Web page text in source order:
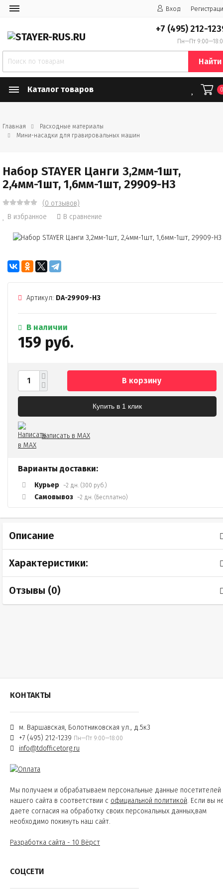
Вход
+7 (495) 212-
Пн—Пт
Найти
Каталог товаров
Главная
Расходные материалы
Мини-насадки для гравировальных машин
Набор STAYER Цанги 3,2мм-1шт,
2,4мм-1шт, 1,6мм-1шт, 29909-H3
(0 отзывов)
В избранное
В сравнение
Артикул: DA-29909-H3
В наличии
159 руб.
В корзину
Купить в 1 клик
Написать в MAX
Варианты доставки:
Курьер ~2 дн. (300 руб.)
Самовывоз ~2 дн. (Бесплатно)
Описание
Характеристики:
Отзывы (0)
КОНТАКТЫ
м. Варшавская, Болотниковская ул., д.5к3
+7 (495) 212-1239 Пн—Пт 9:00—18:00
info@tdofficetorg.ru
Мы получаем и обрабатываем персональные данные посетителей
нашего сайта в соответствии с официальной политикой. Если вы
даете согласия на обработку своих персональных данных,вам
необходимо покинуть наш сайт.
Разработка сайта - 10 Вёрст
СОЦСЕТИ